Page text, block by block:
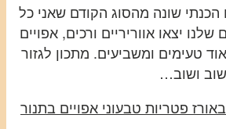
שונה מהסוג הקודם שאני כל
יצאו אווריריים ורכים, אפויים
טעימים ומשביעים. מתכון לגזור
ושוב…